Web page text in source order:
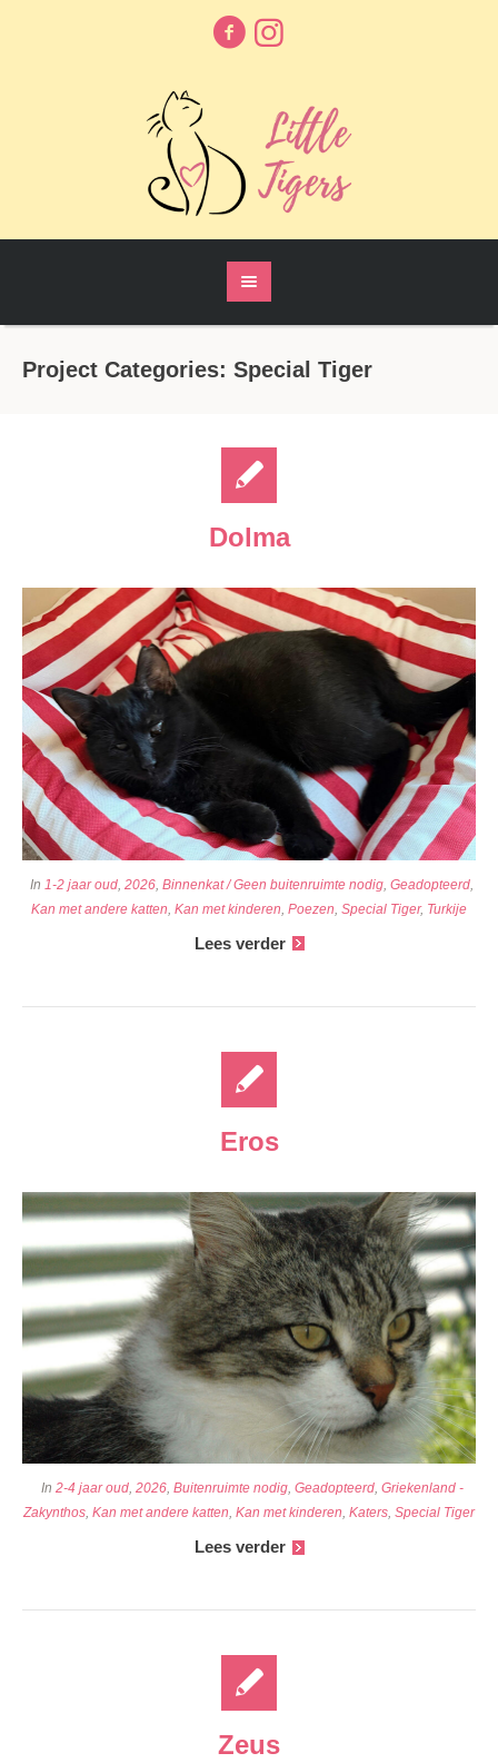
Project Categories: Special Tiger
Dolma
In 1-2 jaar oud 2026 Binnenkat / Geen buitenruimte nodig Geadopteerd
Kan met andere katten Kan met kinderen Poezen Special Tiger, Turkije
Lees verder
Eros
In 2-4 jaar oud, 2026, Buitenruimte nodig, Geadopteerd, Griekenland -
Zakynthos, Kan met andere katten, Kan met kinderen, Katers, Special Tiger
Lees verder
Zeus